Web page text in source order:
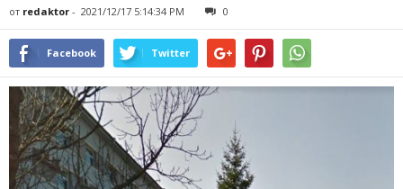
от redaktor - 2021/12/17 5:14:34 PM 0
Facebook Twitter